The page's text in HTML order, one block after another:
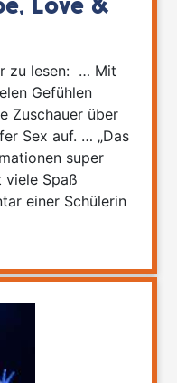
Love &
zu lesen: … Mit
Gefühlen
Zuschauer über
Sex auf. … „Das
super
viele Spaß
einer Schülerin